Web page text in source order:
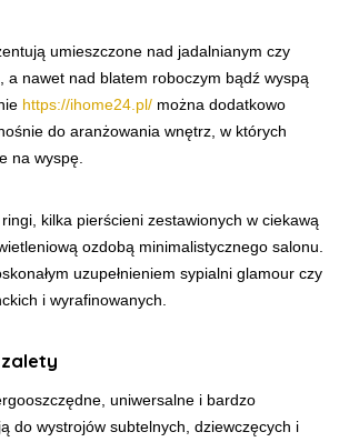
umieszczone nad jadalnianym czy
a nawet nad blatem roboczym bądź wyspą
https://ihome24.pl/ można dodatkowo
do aranżowania wnętrz, w których
na wyspę.
kilka pierścieni zestawionych w ciekawą
ozdobą minimalistycznego salonu.
uzupełnieniem sypialni glamour czy
i wyrafinowanych.
uniwersalne i bardzo
do wystrojów subtelnych, dziewczęcych i